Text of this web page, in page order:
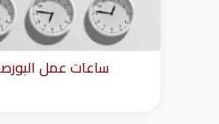
ساعات عمل